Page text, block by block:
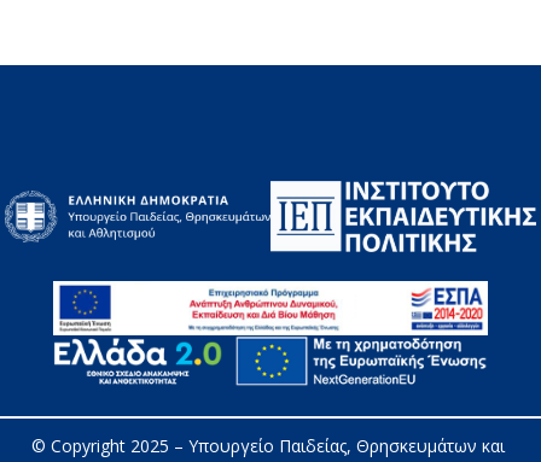
© Copyright 2025 – Υπουργείο Παιδείας, Θρησκευμάτων και